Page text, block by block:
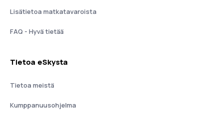
Lisätietoa matkatavaroista
FAQ - Hyvä tietää
Tietoa eSkysta
Tietoa meistä
Kumppanuusohjelma